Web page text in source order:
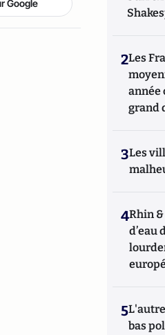
Google
2Les
année
grand
3Les
4Rhin &
d’eau
5
bas